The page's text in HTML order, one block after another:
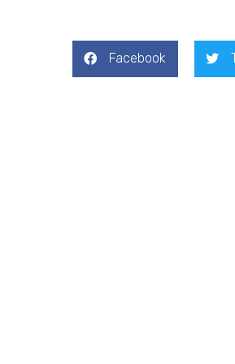
Facebook